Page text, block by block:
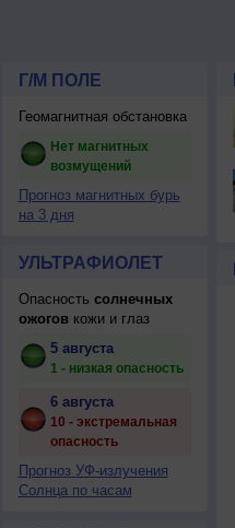
Г/М ПОЛЕ
Геомагнитная обстановка
Нет магнитных
возмущений
Прогноз магнитных бурь
на 3 дня
УЛЬТРАФИОЛЕТ
Опасность солнечных
ожоговкожи и глаз
5 августа
1 - низкая опасность
6 августа
10 - экстремальная
опасность
Прогноз УФ-излучения
Солнца по часам